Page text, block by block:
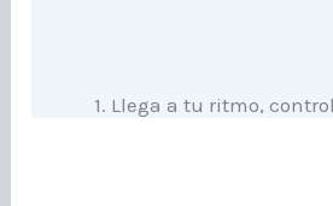
1. Llega a tu ritmo,